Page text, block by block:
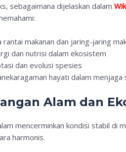
sebagaimana dijelaskan dalam
rantai makanan dan jaring-jaring
dan nutrisi dalam ekosistem
dan evolusi spesies
hayati dalam
Alam dan
mencerminkan kondisi stabil di
harmonis.